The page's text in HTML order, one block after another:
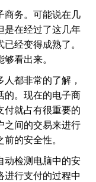
商务。可能说在几
是在经过了这几年
经变得成熟了。
看出来。
都非常的了解，
的。现在的电子商
付就占有很重要的
之间的交易来进行
的安全性。
动检测电脑中的安
进行支付的过程中